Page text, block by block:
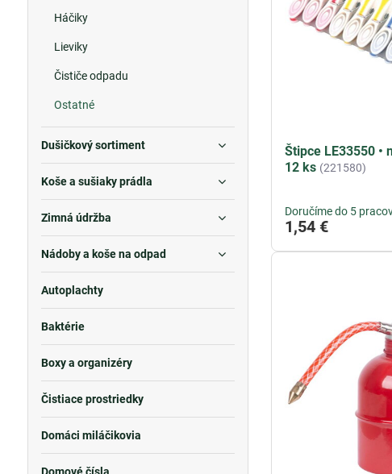
Prečerpávacia
môžete ľahko
rôzne remeselné
Nájdete u nás
Štipce LE33550 •
12 ks (221580)
Doručíme do 5
1,54 €
Háčiky
Lieviky
Čističe odpadu
Ostatné
Dušičkový sortiment
Koše a sušiaky prádla
Zimná údržba
Nádoby a koše na odpad
Autoplachty
Baktérie
Boxy a organizéry
Čistiace prostriedky
Domáci miláčikovia